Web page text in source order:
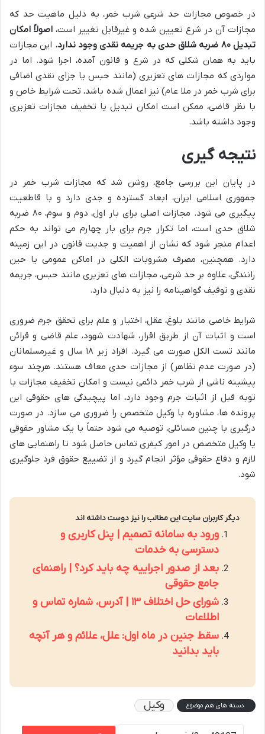
در خصوص مجازات حد شرعی شرب خمر، به دلیل ماهیت حد که
مجازات آن در شرع تعیین شده و غیرقابل تغییر است، اصولاً امکان
تبدیل ۸۰ ضربه شلاق حدی به جریمه نقدی وجود ندارد.
این مجازات
باید به همان شکلی که در شرع و قانون آمده، اجرا شود. اما در
مواردی که مجازات های تعزیری (مانند حبس یا جزای نقدی اضافی
برای شرب خمر در ملا عام) نیز اعمال شده باشد، تحت شرایط خاص و
با نظر قاضی، ممکن است امکان تبدیل یا تخفیف مجازات تعزیری
وجود داشته باشد.
نتیجه گیری
در پایان این بررسی جامع، روشن شد که مجازات شرب خمر در
جمهوری اسلامی ایران، ابعاد گسترده و جدی دارد و با قاطعیت
پیگیری می شود. مجازات اصلی برای بار اول، دوم و سوم، ۸۰ ضربه
شلاق حدی است، اما تکرار جرم برای بار چهارم می تواند به حکم
اعدام منجر شود که نشان از اهمیت و جدیت قانون در این زمینه
دارد. همچنین، مصرف مشروبات الکلی در اماکن عمومی یا حین
رانندگی، علاوه بر حد شرعی، مجازات های تعزیری مانند حبس، جریمه
نقدی و توقیف گواهینامه را نیز به دنبال دارد.
شرایط خاصی مانند بلوغ، عقل، اختیار و علم برای تحقق جرم ضروری
است و اثبات آن از طریق اقرار، شهادت شهود، علم قاضی و قرائن
مانند تست الکل صورت می گیرد. افراد زیر ۱۸ سال و غیرمسلمانان
(در صورت عدم تظاهر) از مجازات حدی معاف هستند. هرچند سوء
پیشینه ناشی از شرب خمر دائمی نیست و امکان تخفیف مجازات با
توبه قبل از اثبات جرم وجود دارد، اما پیچیدگی های حقوقی این
پرونده ها، مشاوره با وکیل متخصص را ضروری می سازد. در صورت
درگیری با چنین مسائلی، توصیه می شود حتماً با یک مشاور حقوقی
یا وکیل متخصص در امور کیفری تماس حاصل شود تا راهنمایی های
لازم و دفاع حقوقی مؤثر انجام گیرد و از تضییع حقوق فرد جلوگیری
شود.
دیگر کاربران سایت این مطالب را نیز دوست داشته اند
ورود به سامانه تصمیم | پنل کاربری و
دسترسی به خدمات
بعد از صدور اجراییه چه باید کرد؟ | راهنمای
جامع حقوقی
شورای حل اختلاف ۱۳ | آدرس، شماره تماس و
اطلاعات
سقط جنین در ماه اول: علل، علائم و هر آنچه
باید بدانید
دسته های هم موضوع وکیل